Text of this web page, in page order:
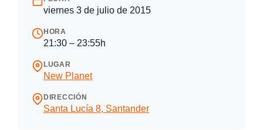
viernes 3 de julio de 2015
HORA
21:30 – 23:55h
LUGAR
New Planet
DIRECCIÓN
Santa Lucía 8, Santander